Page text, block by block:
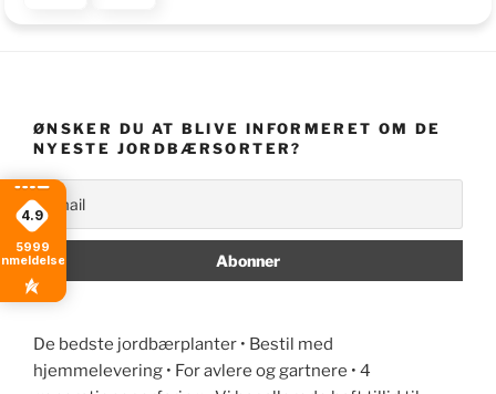
ØNSKER DU AT BLIVE INFORMERET OM DE
NYESTE JORDBÆRSORTER?
De bedste jordbærplanter • Bestil med
hjemmelevering • For avlere og gartnere • 4
4.9
5999